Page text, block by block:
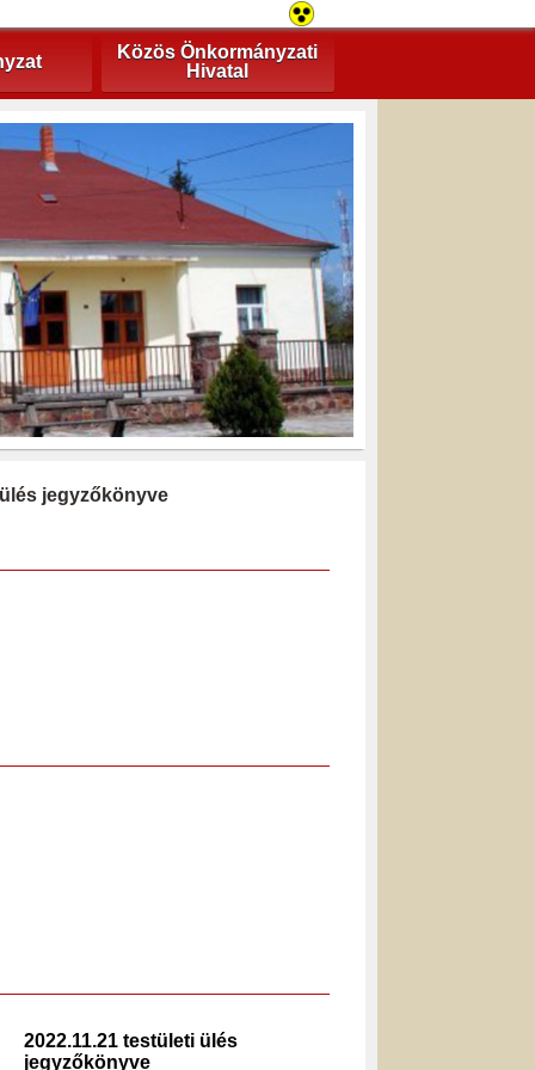
Közös Önkormányzati
Hivatal
jegyzőkönyve
2022.11.21 testületi ülés
jegyzőkönyve